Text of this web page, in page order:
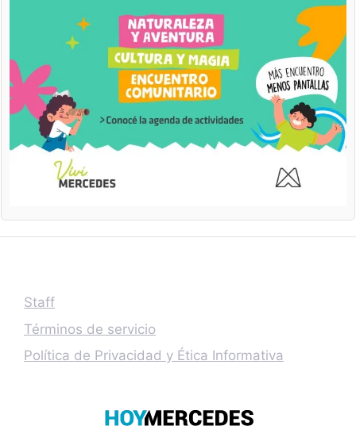
Staff
Términos de servicio
Política de Privacidad y Ética Informativa